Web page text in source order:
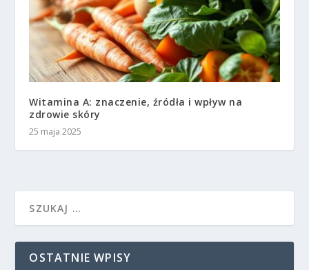
Witamina A: znaczenie, źródła i wpływ na
zdrowie skóry
25 maja 2025
OSTATNIE WPISY